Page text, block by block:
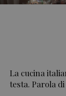
La cucina
testa. Parola